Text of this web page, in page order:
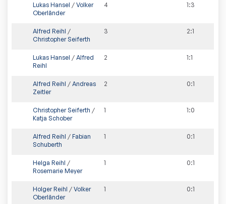
Lukas Hansel / Volker
Oberländer
4 1:3
Alfred Reihl /
Christopher Seiferth
3 2:1
Lukas Hansel / Alfred
Reihl
2 1:1
Alfred Reihl / Andreas
Zeitler
2 0:1
Christopher Seiferth /
Katja Schober
1 1:0
Alfred Reihl / Fabian
Schuberth
1 0:1
Helga Reihl /
Rosemarie Meyer
1 0:1
Holger Reihl / Volker
Oberländer
1 0:1